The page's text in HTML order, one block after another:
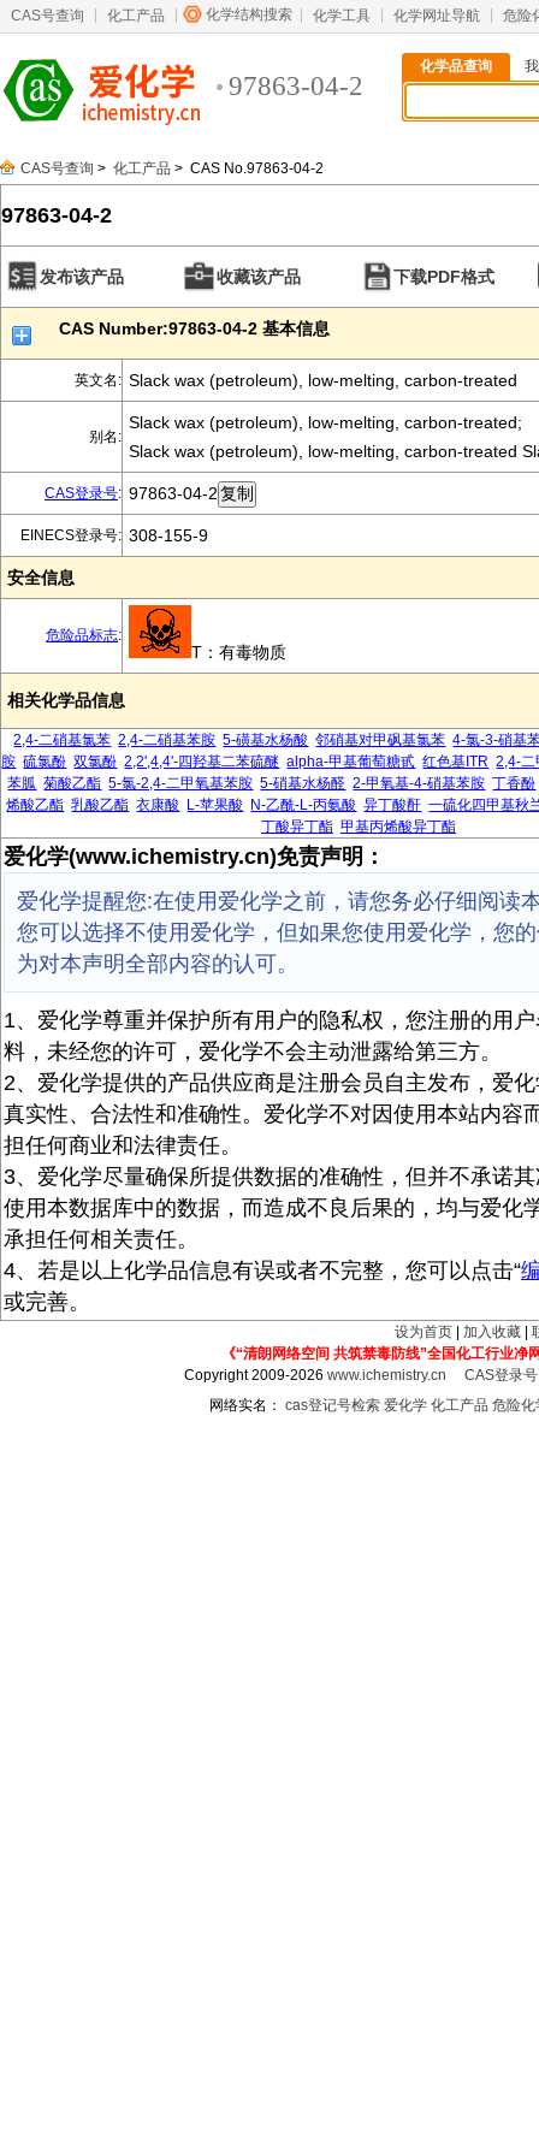
CAS号查询 化工产品 化学结构搜索 化学工具 化学网址导航 危险
97863-04-2
化学品查询
CAS号查询 > 化工产品 > CAS No.97863-04-2
97863-04-2
发布该产品 收藏该产品 下载PDF格式
CAS Number:97863-04-2 基本信息
英文名: Slack wax (petroleum), low-melting, carbon-treated
别名:
Slack wax (petroleum), low-melting, carbon-treated;
Slack wax (petroleum), low-melting, carbon-treated
CAS登录号: 97863-04-2
EINECS登录号: 308-155-9
安全信息
危险品标志:
T：有毒物质
相关化学品信息
2,4-二硝基氯苯 2,4-二硝基苯胺 5-磺基水杨酸 邻硝基对甲砜基氯苯 4-氯-3-硝基
胺 硫氯酚 双氯酚 2,2',4,4'-四羟基二苯硫醚 alpha-甲基葡萄糖甙 红色基ITR 2,4-二
苯胍 菊酸乙酯 5-氯-2,4-二甲氧基苯胺 5-硝基水杨醛 2-甲氧基-4-硝基苯胺 丁香酚
烯酸乙酯 乳酸乙酯 衣康酸 L-苹果酸 N-乙酰-L-丙氨酸 异丁酸酐 一硫化四甲基秋
丁酸异丁酯 甲基丙烯酸异丁酯
爱化学(www.ichemistry.cn)免责声明：
爱化学提醒您:在使用爱化学之前，请您务必仔细阅读
您可以选择不使用爱化学，但如果您使用爱化学，您
为对本声明全部内容的认可。
1、爱化学尊重并保护所有用户的隐私权，您注册的用
料，未经您的许可，爱化学不会主动泄露给第三方。
2、爱化学提供的产品供应商是注册会员自主发布，爱
真实性、合法性和准确性。爱化学不对因使用本站内容
担任何商业和法律责任。
3、爱化学尽量确保所提供数据的准确性，但并不承诺
使用本数据库中的数据，而造成不良后果的，均与爱化
承担任何相关责任。
4、若是以上化学品信息有误或者不完整，您可以点击“
或完善。
设为首页 加入收藏
《“清朗网络空间 共筑禁毒防线”全国化工行业净
Copyright 2009-2026www.ichemistry.cn
CAS登录
网络实名： cas登记号检索 爱化学 化工产品 危险化